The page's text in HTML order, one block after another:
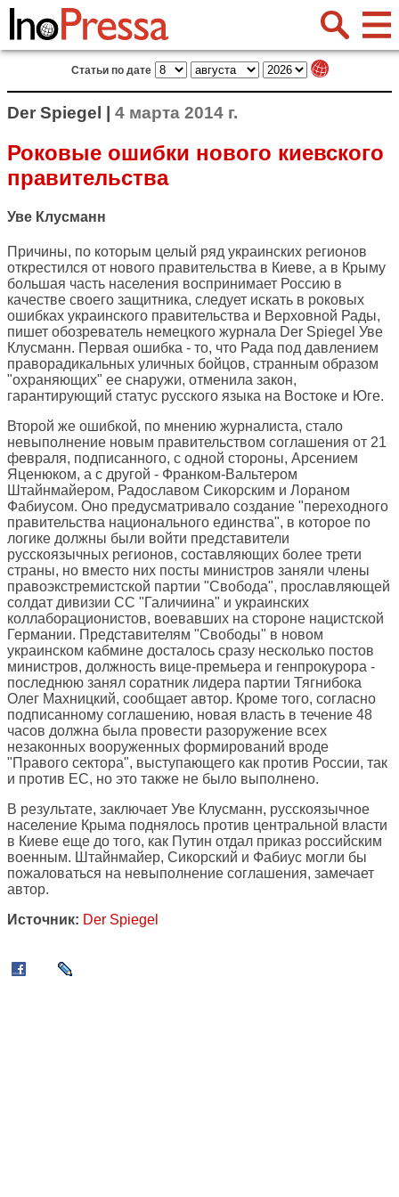
Статьи по дате
Der Spiegel | 4 марта 2014 г.
Роковые ошибки нового киевского
правительства
Уве Клусманн
Причины, по которым целый ряд украинских регионов
открестился от нового правительства в Киеве, а в Крыму
большая часть населения воспринимает Россию в
качестве своего защитника, следует искать в роковых
ошибках украинского правительства и Верховной Рады,
пишет обозреватель немецкого журнала Der Spiegel Уве
Клусманн. Первая ошибка - то, что Рада под давлением
праворадикальных уличных бойцов, странным образом
"охраняющих" ее снаружи, отменила закон,
гарантирующий статус русского языка на Востоке и Юге.
Второй же ошибкой, по мнению журналиста, стало
невыполнение новым правительством соглашения от 21
февраля, подписанного, с одной стороны, Арсением
Яценюком, а с другой - Франком-Вальтером
Штайнмайером, Радославом Сикорским и Лораном
Фабиусом. Оно предусматривало создание "переходного
правительства национального единства", в которое по
логике должны были войти представители
русскоязычных регионов, составляющих более трети
страны, но вместо них посты министров заняли члены
правоэкстремистской партии "Свобода", прославляющей
солдат дивизии СС "Галичиина" и украинских
коллаборационистов, воевавших на стороне нацистской
Германии. Представителям "Свободы" в новом
украинском кабмине досталось сразу несколько постов
министров, должность вице-премьера и генпрокурора -
последнюю занял соратник лидера партии Тягнибока
Олег Махницкий, сообщает автор. Кроме того, согласно
подписанному соглашению, новая власть в течение 48
часов должна была провести разоружение всех
незаконных вооруженных формирований вроде
"Правого сектора", выступающего как против России, так
и против ЕС, но это также не было выполнено.
В результате, заключает Уве Клусманн, русскоязычное
население Крыма поднялось против центральной власти
в Киеве еще до того, как Путин отдал приказ российским
военным. Штайнмайер, Сикорский и Фабиус могли бы
пожаловаться на невыполнение соглашения, замечает
автор.
Источник: Der Spiegel